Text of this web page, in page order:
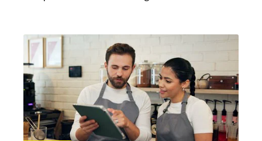
Fachkräftesicherung. Eine Debatte um
Qualitätsmonitoring zeigt, warum das Thema
für Arbeitgeber und Arbeitnehmer im
Gastgewerbe weit über klassische
Ausbildungspolitik hinausgeht.